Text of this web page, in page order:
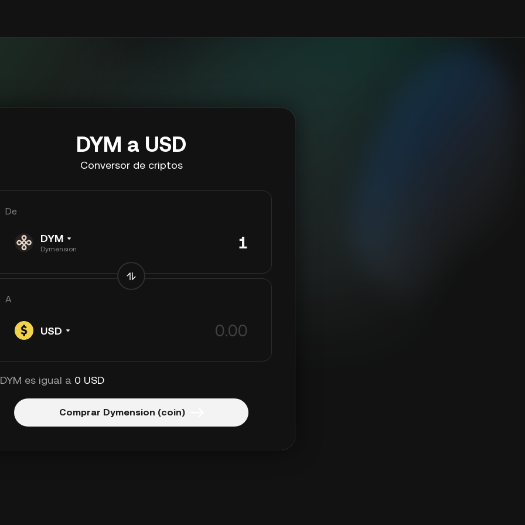
DYM a USD
Conversor de criptos
De
DYM
Dymension
A
USD
es igual a 0 USD
Comprar Dymension (coin)